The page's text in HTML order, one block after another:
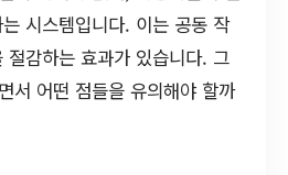
시스템입니다. 이는 공동 작
절감하는 효과가 있습니다. 그
서 어떤 점들을 유의해야 할까